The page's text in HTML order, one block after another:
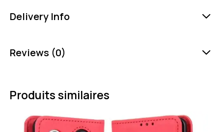
Delivery Info
Reviews (0)
Produits similaires